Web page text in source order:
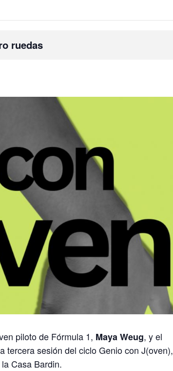
ruedas
piloto de Fórmula 1, Maya Weug, y el
tercera sesión del ciclo Genio con J(oven),
Casa Bardin.